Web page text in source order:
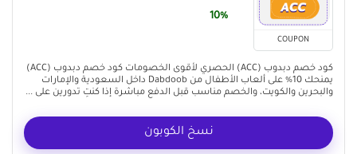
COUPON
10%
كود خصم دبدوب (ACC) الحصري لأقوى الخصومات كود خصم دبدوب (ACC)
يمنحك 10% على ألعاب الأطفال من Dabdoob داخل السعودية والإمارات
والبحرين والكويت، والخصم مناسب قبل الدفع مباشرة إذا كنتِ تدورين على ...
نسخ الكوبون